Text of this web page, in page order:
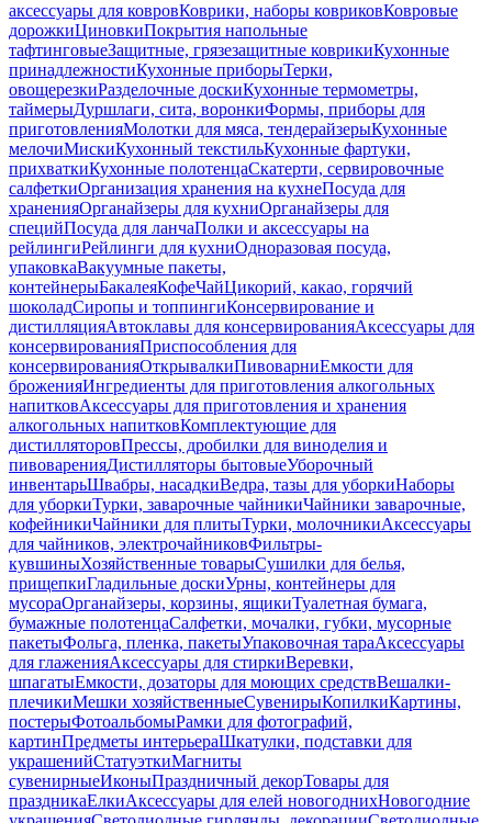
аксессуары для ковровКоврики, наборы ковриковКовровые
дорожкиЦиновкиПокрытия напольные
тафтинговыеЗащитные, грязезащитные коврикиКухонные
принадлежностиКухонные приборыТерки,
овощерезкиРазделочные доскиКухонные термометры,
таймерыДуршлаги, сита, воронкиФормы, приборы для
приготовленияМолотки для мяса, тендерайзерыКухонные
мелочиМискиКухонный текстильКухонные фартуки,
прихваткиКухонные полотенцаСкатерти, сервировочные
салфеткиОрганизация хранения на кухнеПосуда для
храненияОрганайзеры для кухниОрганайзеры для
специйПосуда для ланчаПолки и аксессуары на
рейлингиРейлинги для кухниОдноразовая посуда,
упаковкаВакуумные пакеты,
контейнерыБакалеяКофеЧайЦикорий, какао, горячий
шоколадСиропы и топпингиКонсервирование и
дистилляцияАвтоклавы для консервированияАксессуары для
консервированияПриспособления для
консервированияОткрывалкиПивоварниЕмкости для
броженияИнгредиенты для приготовления алкогольных
напитковАксессуары для приготовления и хранения
алкогольных напитковКомплектующие для
дистилляторовПрессы, дробилки для виноделия и
пивоваренияДистилляторы бытовыеУборочный
инвентарьШвабры, насадкиВедра, тазы для уборкиНаборы
для уборкиТурки, заварочные чайникиЧайники заварочные,
кофейникиЧайники для плитыТурки, молочникиАксессуары
для чайников, электрочайниковФильтры-
кувшиныХозяйственные товарыСушилки для белья,
прищепкиГладильные доскиУрны, контейнеры для
мусораОрганайзеры, корзины, ящикиТуалетная бумага,
бумажные полотенцаСалфетки, мочалки, губки, мусорные
пакетыФольга, пленка, пакетыУпаковочная тараАксессуары
для глаженияАксессуары для стиркиВеревки,
шпагатыЕмкости, дозаторы для моющих средствВешалки-
плечикиМешки хозяйственныеСувенирыКопилкиКартины,
постерыФотоальбомыРамки для фотографий,
картинПредметы интерьераШкатулки, подставки для
украшенийСтатуэткиМагниты
сувенирныеИконыПраздничный декорТовары для
праздникаЕлкиАксессуары для елей новогоднихНовогодние